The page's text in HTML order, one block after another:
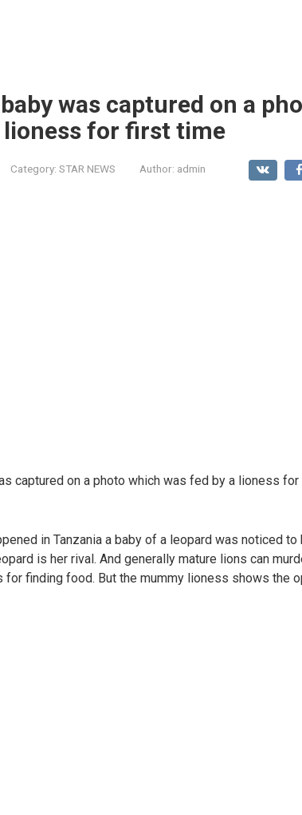
was captured on a
lioness for first time
Category: STAR NEWS Author: admin
captured on a photo which was fed by a lioness
in Tanzania a baby of a leopard was noticed
is her rival. And generally mature lions can
for finding food. But the mummy lioness shows the